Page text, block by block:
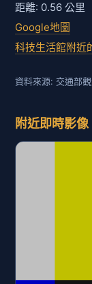
距離: 0.56 公里
Google地圖
科技生活館附近
資料來源: 交通部
附近即時影像